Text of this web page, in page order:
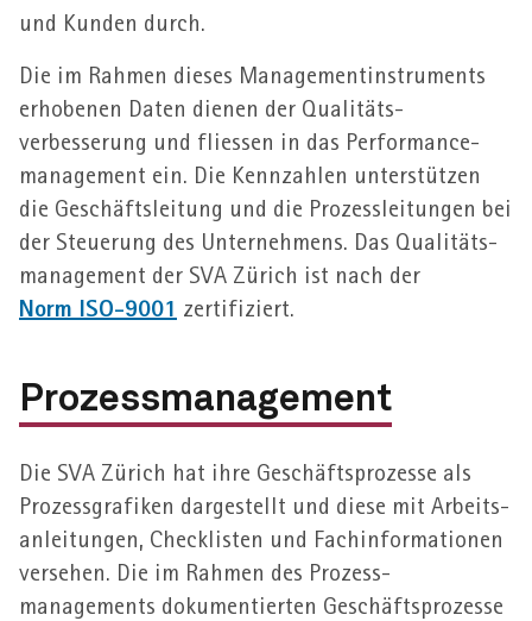
und Kunden durch.
Die im Rahmen dieses Management­instruments
erhobenen Daten dienen der Qualitäts­
verbesserung und fliessen in das Performance­
management ein. Die Kennzahlen unterstützen
die Geschäfts­leitung und die Prozess­leitungen bei
der Steuerung des Unternehmens. Das Qualitäts­
management der SVA Zürich ist nach der
Norm ISO-9001 zertifiziert.
Prozessmanagement
Die SVA Zürich hat ihre Geschäfts­prozesse als
Prozess­grafiken dargestellt und diese mit Arbeits­
anleitungen, Check­listen und Fach­informationen
versehen. Die im Rahmen des Prozess­
managements dokumentierten Geschäfts­prozesse